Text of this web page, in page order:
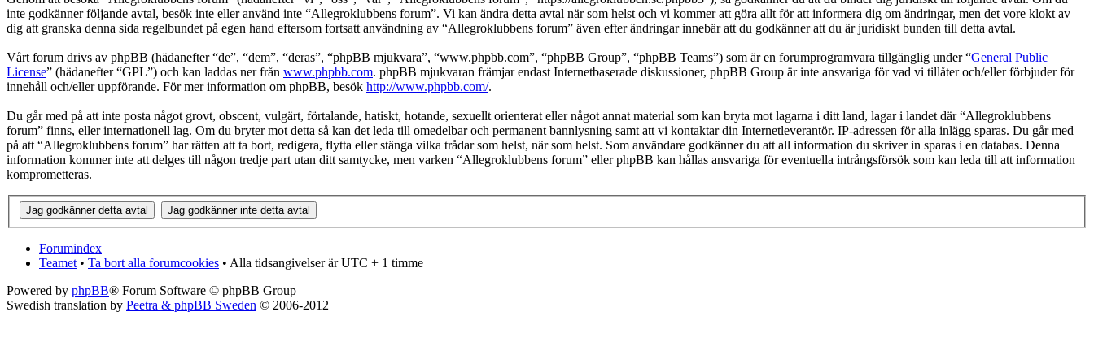
inte godkänner följande avtal, besök inte eller använd inte “Allegroklubbens forum”. Vi kan ändra detta avtal när som helst och vi kommer att göra allt för att informera dig om ändringar, men det vore klokt av
dig att granska denna sida regelbundet på egen hand eftersom fortsatt användning av “Allegroklubbens forum” även efter ändringar innebär att du godkänner att du är juridiskt bunden till detta avtal.
Vårt forum drivs av phpBB (hädanefter “de”, “dem”, “deras”, “phpBB mjukvara”, “www.phpbb.com”, “phpBB Group”, “phpBB Teams”) som är en forumprogramvara tillgänglig under “General Public
License” (hädanefter “GPL”) och kan laddas ner från www.phpbb.com. phpBB mjukvaran främjar endast Internetbaserade diskussioner, phpBB Group är inte ansvariga för vad vi tillåter och/eller förbjuder för
innehåll och/eller uppförande. För mer information om phpBB, besök http://www.phpbb.com/.
Du går med på att inte posta något grovt, obscent, vulgärt, förtalande, hatiskt, hotande, sexuellt orienterat eller något annat material som kan bryta mot lagarna i ditt land, lagar i landet där “Allegroklubbens
forum” finns, eller internationell lag. Om du bryter mot detta så kan det leda till omedelbar och permanent bannlysning samt att vi kontaktar din Internetleverantör. IP-adressen för alla inlägg sparas. Du går med
på att “Allegroklubbens forum” har rätten att ta bort, redigera, flytta eller stänga vilka trådar som helst, när som helst. Som användare godkänner du att all information du skriver in sparas i en databas. Denna
information kommer inte att delges till någon tredje part utan ditt samtycke, men varken “Allegroklubbens forum” eller phpBB kan hållas ansvariga för eventuella intrångsförsök som kan leda till att information
komprometteras.
Forumindex
Teamet • Ta bort alla forumcookies • Alla tidsangivelser är UTC + 1 timme
Powered by phpBB® Forum Software © phpBB Group
Swedish translation by Peetra & phpBB Sweden © 2006-2012